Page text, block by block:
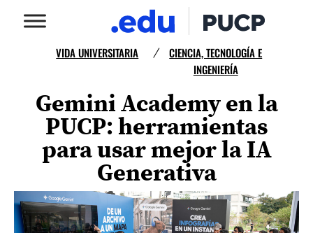
VIDA UNIVERSITARIA /
CIENCIA, TECNOLOGÍA E
INGENIERÍA
Gemini Academy en la
PUCP: herramientas
para usar mejor la IA
Generativa